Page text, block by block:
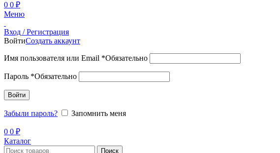
0 0 ₽
Меню
Вход / Регистрация
ВойтиСоздать аккаунт
Имя пользователя или Email *Обязательно
Пароль *Обязательно
Войти
Забыли пароль? Запомнить меня
0 0 ₽
Каталог
Поиск